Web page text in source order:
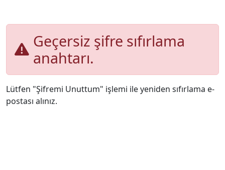
Geçersiz şifre sıfırlama
anahtarı.
Lütfen "Şifremi Unuttum" işlemi ile yeniden sıfırlama e-
postası alınız.